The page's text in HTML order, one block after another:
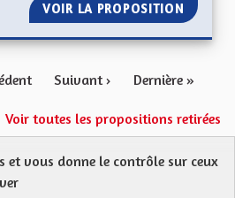
VOIR LA PROPOSITION
Suivant › Dernière »
Voir toutes les propositions retirées
et vous donne le contrôle sur ceux